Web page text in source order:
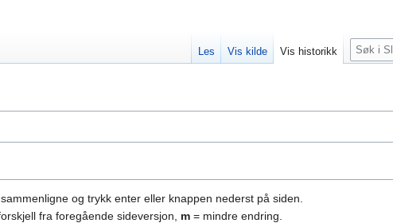
og trykk enter eller knappen nederst på siden.
fra foregående sideversjon, m = mindre endring.
Les Vis kilde Vis historikk
Søk